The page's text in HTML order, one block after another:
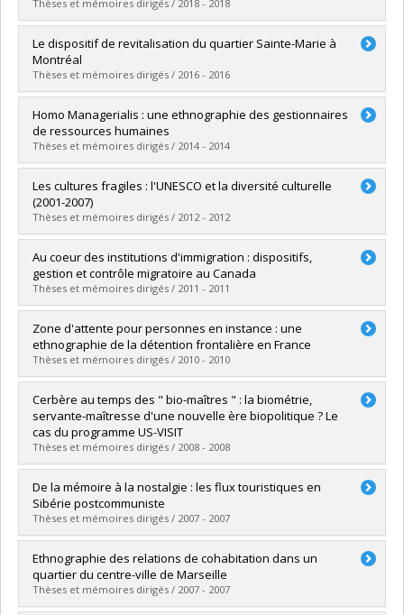
Thèses et mémoires dirigés / 2018 - 2018
Graduate :Blackburn, Philippe
Cycle :Doctoral
Grade :Ph. D.
Lien vers le document dans Papyrus
Le dispositif de revitalisation du quartier Sainte-Marie à
Montréal
Thèses et mémoires dirigés / 2016 - 2016
Graduate :Trussart, Antoine
Cycle :Master's
Grade :M.A.
Lien vers le document dans Papyrus
Homo Managerialis : une ethnographie des gestionnaires
de ressources humaines
Thèses et mémoires dirigés / 2014 - 2014
Graduate : Turcot DiFruscia, Kim
Cycle :Doctoral
Grade :Ph. D.
Lien vers le document dans Papyrus
Les cultures fragiles : l'UNESCO et la diversité culturelle
(2001-2007)
Thèses et mémoires dirigés / 2012 - 2012
Graduate :Rousseau, Phillip
Cycle :Doctoral
Grade :Ph. D.
Lien vers le document dans Papyrus
Au coeur des institutions d'immigration : dispositifs,
gestion et contrôle migratoire au Canada
Thèses et mémoires dirigés / 2011 - 2011
Graduate :Haince, Marie-Claude
Cycle :Doctoral
Grade :Ph. D.
Lien vers le document dans Papyrus
Zone d'attente pour personnes en instance : une
ethnographie de la détention frontalière en France
Thèses et mémoires dirigés / 2010 - 2010
Graduate : Makaremi, Chowra
Cycle :Doctoral
Grade :Ph. D.
Lien vers le document dans Papyrus
Cerbère au temps des " bio-maîtres " : la biométrie,
servante-maîtresse d'une nouvelle ère biopolitique ? Le
cas du programme US-VISIT
Thèses et mémoires dirigés / 2008 - 2008
Graduate :Woodtli, Patrick F.
Cycle :Master's
Grade :M. Sc.
Lien vers le document dans Papyrus
De la mémoire à la nostalgie : les flux touristiques en
Sibérie postcommuniste
Thèses et mémoires dirigés / 2007 - 2007
Graduate :Carrier, Marie-Eve
Cycle :Master's
Grade :M. Sc.
Lien vers le document dans Papyrus
Ethnographie des relations de cohabitation dans un
quartier du centre-ville de Marseille
Thèses et mémoires dirigés / 2007 - 2007